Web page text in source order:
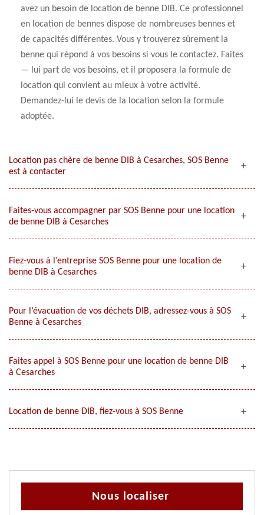
avez un besoin de location de benne DIB. Ce professionnel
en location de bennes dispose de nombreuses bennes et
de capacités différentes. Vous y trouverez sûrement la
benne qui répond à vos besoins si vous le contactez. Faites
— lui part de vos besoins, et il proposera la formule de
location qui convient au mieux à votre activité.
Demandez-lui le devis de la location selon la formule
adoptée.
Location pas chère de benne DIB à Cesarches, SOS Benne
est à contacter
Faites-vous accompagner par SOS Benne pour une location
de benne DIB à Cesarches
Fiez-vous à l’entreprise SOS Benne pour une location de
benne DIB à Cesarches
Pour l’évacuation de vos déchets DIB, adressez-vous à SOS
Benne à Cesarches
Faites appel à SOS Benne pour une location de benne DIB
à Cesarches
Location de benne DIB, fiez-vous à SOS Benne
Nous localiser